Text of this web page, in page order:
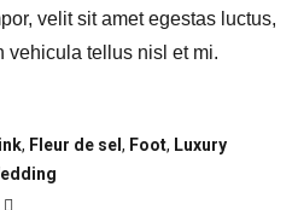
velit sit amet egestas luctus,
vehicula tellus nisl et mi.
, Fleur de sel , Foot, Luxury